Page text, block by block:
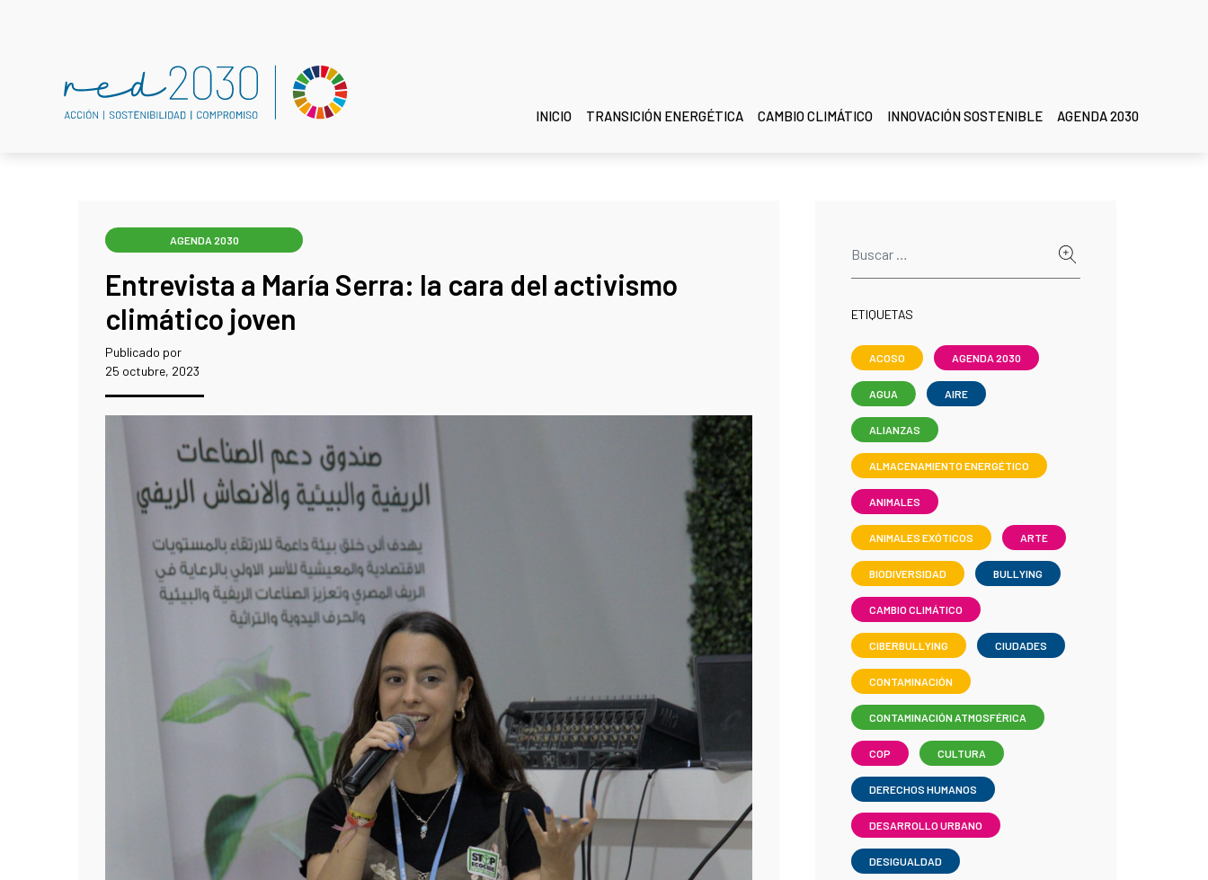
INICIO TRANSICIÓN ENERGÉTICA CAMBIO CLIMÁTICO INNOVACIÓN SOSTENIBLE AGENDA 2030
AGENDA 2030
Entrevista a María Serra: la cara del activismo
climático joven
Publicado por
25 octubre, 2023
ETIQUETAS
ACOSO AGENDA 2030
AGUA AIRE
ALIANZAS
ALMACENAMIENTO ENERGÉTICO
ANIMALES
ANIMALES EXÓTICOS ARTE
BIODIVERSIDAD BULLYING
CAMBIO CLIMÁTICO
CIBERBULLYING CIUDADES
CONTAMINACIÓN
CONTAMINACIÓN ATMOSFÉRICA
COP CULTURA
DERECHOS HUMANOS
DESARROLLO URBANO
DESIGUALDAD